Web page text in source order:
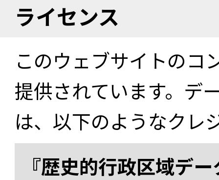
ライセンス
このウェブサイトのコ
提供されています。デ
は、以下のようなクレ
『歴史的行政区域デ